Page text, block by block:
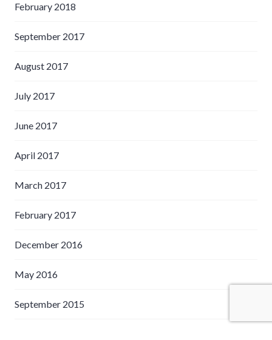
February 2018
September 2017
August 2017
July 2017
June 2017
April 2017
March 2017
February 2017
December 2016
May 2016
September 2015